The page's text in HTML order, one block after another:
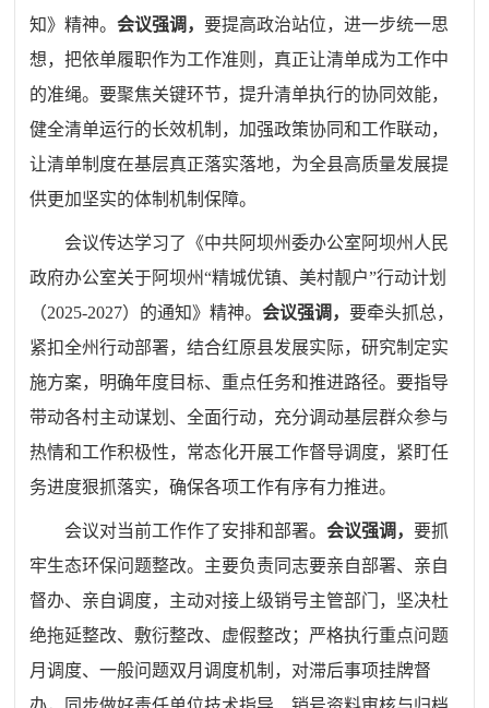
知》精神。会议强调，要提高政治站位，进一步统一思
想，把依单履职作为工作准则，真正让清单成为工作中
的准绳。要聚焦关键环节，提升清单执行的协同效能，
健全清单运行的长效机制，加强政策协同和工作联动，
让清单制度在基层真正落实落地，为全县高质量发展提
供更加坚实的体制机制保障。
会议传达学习了《中共阿坝州委办公室阿坝州人民
政府办公室关于阿坝州“精城优镇、美村靓户”行动计划
（2025-2027）的通知》精神。会议强调，要牵头抓总，
紧扣全州行动部署，结合红原县发展实际，研究制定实
施方案，明确年度目标、重点任务和推进路径。要指导
带动各村主动谋划、全面行动，充分调动基层群众参与
热情和工作积极性，常态化开展工作督导调度，紧盯任
务进度狠抓落实，确保各项工作有序有力推进。
会议对当前工作作了安排和部署。会议强调，要抓
牢生态环保问题整改。主要负责同志要亲自部署、亲自
督办、亲自调度，主动对接上级销号主管部门，坚决杜
绝拖延整改、敷衍整改、虚假整改；严格执行重点问题
月调度、一般问题双月调度机制，对滞后事项挂牌督